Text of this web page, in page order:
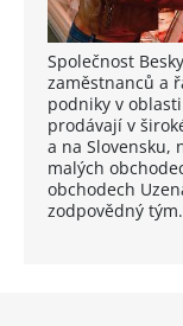
Společnost
zaměstnanců a
podniky v
prodávají v
a na Slovensku,
malých
obchodech
zodpovědný